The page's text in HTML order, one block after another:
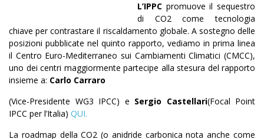
L’IPPC promuove il sequestro
di CO2 come tecnologia
chiave per contrastare il riscaldamento globale. A sostegno delle
posizioni pubblicate nel quinto rapporto, vediamo in prima linea
il Centro Euro-Mediterraneo sui Cambiamenti Climatici (CMCC),
uno dei centri maggiormente partecipe alla stesura del rapporto
insieme a: Carlo Carraro
(Vice-Presidente WG3 IPCC) e Sergio Castellari(Focal Point
IPCC per l’Italia) QUI.
La roadmap della CO2 (o anidride carbonica nota anche come